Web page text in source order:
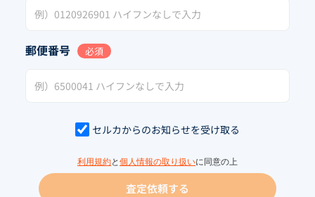
郵便番号 必須
セルカからのお知らせを受け取る
利用規約と 個人情報の取り扱いに同意の上
査定依頼する